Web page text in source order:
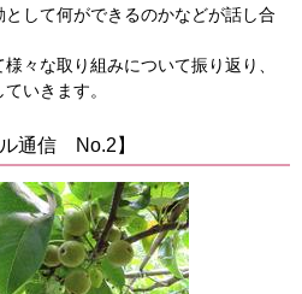
して何ができるのかなどが話し合
々な取り組みについて振り返り、
いきます。
通信 No.2】